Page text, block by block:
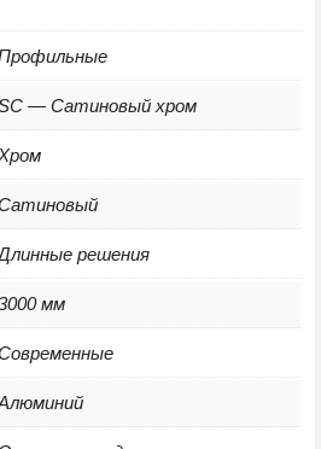
— Сатиновый хром
решения
мм